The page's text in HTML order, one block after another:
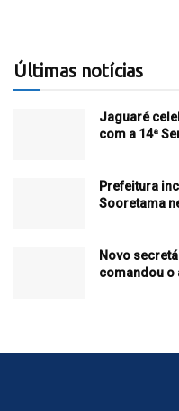
Últimas notícias
Jaguaré
com a 14ª
Prefeitura
Sooretama
Novo
comandou o